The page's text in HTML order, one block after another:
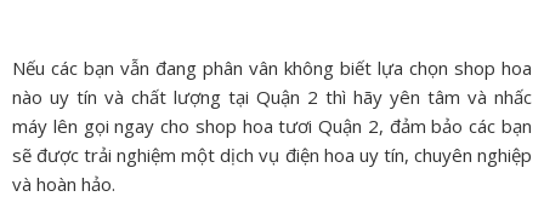
Nếu các bạn vẫn đang phân vân không biết lựa chọn shop hoa
nào uy tín và chất lượng tại Quận 2 thì hãy yên tâm và nhấc
máy lên gọi ngay cho shop hoa tươi Quận 2, đảm bảo các bạn
sẽ được trải nghiệm một dịch vụ điện hoa uy tín, chuyên nghiệp
và hoàn hảo.